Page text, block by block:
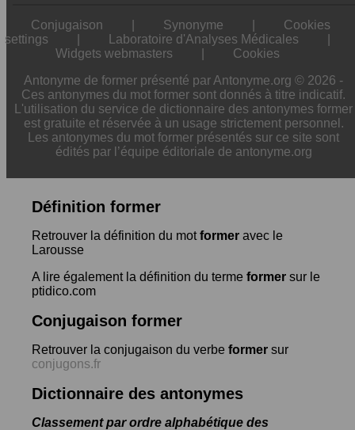
Conjugaison Synonyme
Cookies
settings
Laboratoire d'Analyses Médicales
Widgets webmasters
Cookies
Antonyme de former présenté par Antonyme.org © 2026 -
Ces antonymes du mot former sont donnés à titre indicatif.
L'utilisation du service de dictionnaire des antonymes former
est gratuite et réservée à un usage strictement personnel.
Les antonymes du mot former présentés sur ce site sont
édités par l’équipe éditoriale de antonyme.org
Définition former
Retrouver la définition du motformer avec le
Larousse
A lire également la définition du terme former sur le
ptidico.com
Conjugaison former
Retrouver la conjugaison du verbe former sur
conjugons.fr
Dictionnaire des antonymes
Classement par ordre alphabétique des